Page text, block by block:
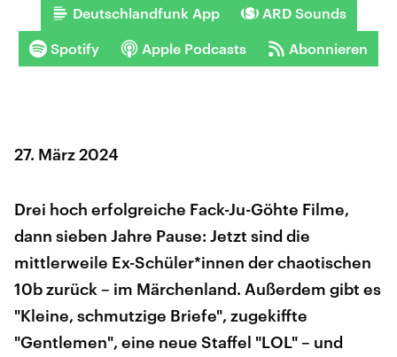
Deutschlandfunk App ARD Sounds
Spotify Apple Podcasts Abonnieren
27. März 2024
Drei hoch erfolgreiche Fack-Ju-Göhte Filme,
dann sieben Jahre Pause: Jetzt sind die
mittlerweile Ex-Schüler*innen der chaotischen
10b zurück – im Märchenland. Außerdem gibt es
"Kleine, schmutzige Briefe", zugekiffte
"Gentlemen", eine neue Staffel "LOL" – und